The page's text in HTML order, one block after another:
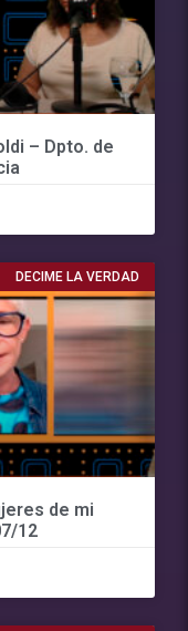
– Dpto. de
DECIME LA VERDAD
de mi
12